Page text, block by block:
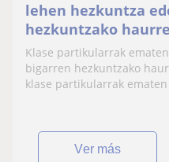
lehen hezkuntza
hezkuntzako
partikularrak
Klase partikularrak
bigarren hezkuntzako
klase partikularrak ematen
ver más